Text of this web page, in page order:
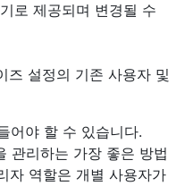
로 제공되며 변경될 수
즈 설정의 기존 사용자 및
어야 할 수 있습니다.
관리하는 가장 좋은 방법
자 역할은 개별 사용자가